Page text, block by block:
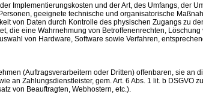
Implementierungskosten und der Art, des Umfangs, der
geeignete technische und organisatorische
von Daten durch Kontrolle des physischen Zugangs zu
die eine Wahrnehmung von Betroffenenrechten,
von Hardware, Software sowie Verfahren,
(Auftragsverarbeitern oder Dritten) offenbaren, sie an
an Zahlungsdienstleister, gem. Art. 6 Abs. 1 lit. b DSGVO
von Beauftragten, Webhostern, etc.).